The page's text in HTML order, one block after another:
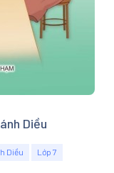
Diều
Diều Lớp 7